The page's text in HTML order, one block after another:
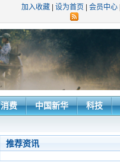
加入收藏 设为首页 会员中心
消费 中国新华 科技
推荐资讯